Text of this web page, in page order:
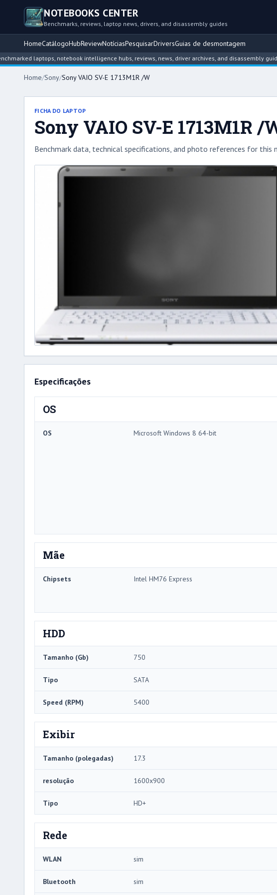
NOTEBOOKS CENTER
Benchmarks, reviews, laptop news, drivers, and disassembly guides
HomeCatálogoHubReviewNotíciasPesquisarDriversGuias de desmontagem
laptops, notebook intelligence hubs, reviews, news, driver archives, and disassembly guides.
Home/Sony/Sony VAIO SV-E 1713M1R /W
FICHA DO LAPTOP
Sony VAIO SV-E 1713M1R /
Benchmark data, technical specifications, and photo references for this
Especificações
OS
OS Microsoft Windows 8 64-bit
Mãe
Chipsets Intel HM76 Express
HDD
Tamanho (Gb) 750
Tipo SATA
Speed ​​(RPM) 5400
Exibir
Tamanho (polegadas) 17.3
resolução 1600x900
Tipo HD+
Rede
WLAN sim
Bluetooth sim